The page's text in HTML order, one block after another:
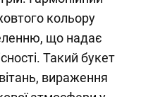
кольору
що надає
Такий букет
вираження